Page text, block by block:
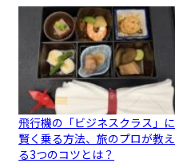
飛行機の「ビジネスクラス」に
賢く乗る方法、旅のプロが教え
る3つのコツとは？